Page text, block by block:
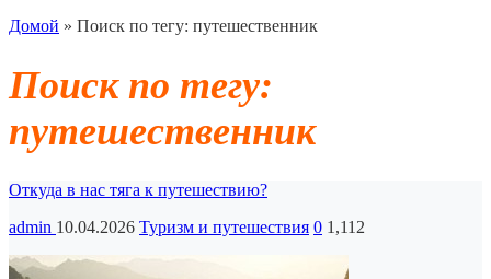
Домой » Поиск по тегу: путешественник
Поиск по тегу:
путешественник
Откуда в нас тяга к путешествию?
admin 10.04.2026 Туризм и путешествия 0 1,112